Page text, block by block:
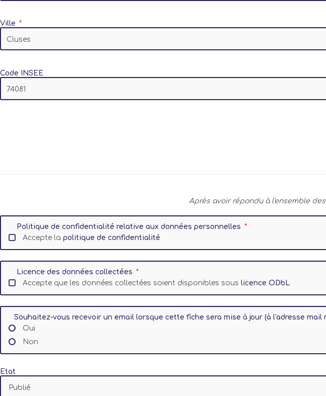
Ville
Code INSEE
Après avoir répondu à l'ensemble
Politique de confidentialité relative aux données personnelles
Accepte la politique de confidentialité
Licence des données collectées
Accepte que les données collectées soient disponibles sous licence ODbL
Souhaitez-vous recevoir un email lorsque cette fiche sera mise à jour (à l'adresse mail
Oui
Non
Etat